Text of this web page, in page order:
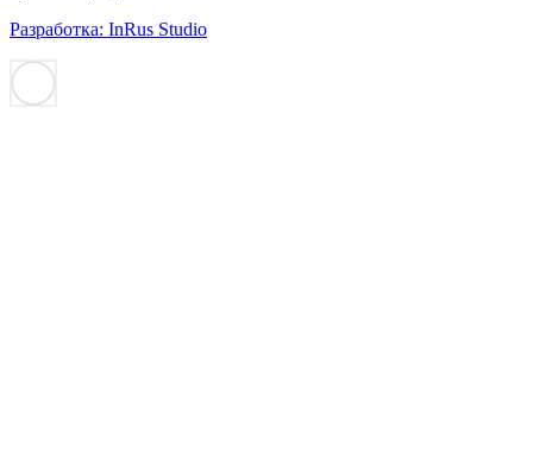
Разработка: InRus Studio